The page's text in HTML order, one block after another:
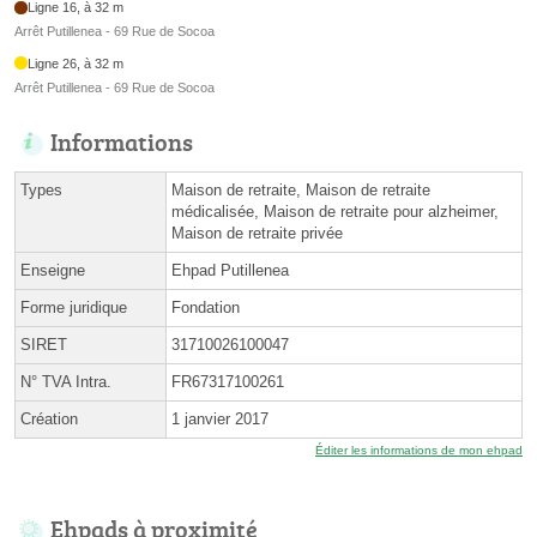
Ligne 16, à 32 m
Arrêt Putillenea - 69 Rue de Socoa
Ligne 26, à 32 m
Arrêt Putillenea - 69 Rue de Socoa
Informations
Types
Maison de retraite, Maison de retraite
médicalisée, Maison de retraite pour alzheimer,
Maison de retraite privée
Enseigne Ehpad Putillenea
Forme juridique Fondation
SIRET 31710026100047
N° TVA Intra. FR67317100261
Création 1 janvier 2017
Éditer les informations de mon ehpad
Ehpads à proximité